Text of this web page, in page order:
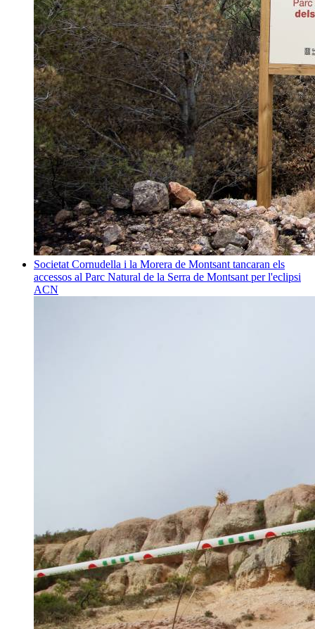
Societat Cornudella i la Morera de Montsant tancaran els
accessos al Parc Natural de la Serra de Montsant per l'eclipsi
ACN